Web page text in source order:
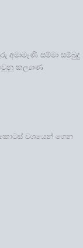
සම්මා සම්බුදු
කල්‍යාණ
කොටස් වශයෙන් ගෙන